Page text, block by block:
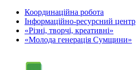
Координаційна робота
Інформаційно-ресурсний центр
«Різні, творчі, креативні»
«Молода генерація Сумщини»